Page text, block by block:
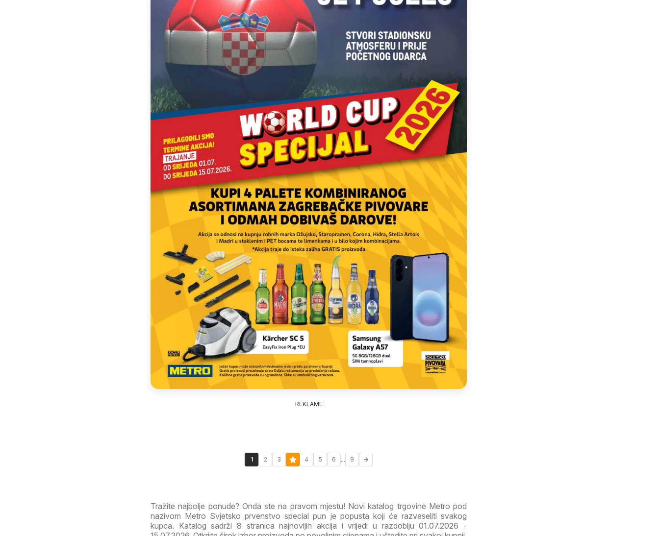
REKLAME
1 2 3 4 5 6 ... 9
Tražite najbolje ponude? Onda ste na pravom mjestu! Novi katalog trgovine Metro pod
nazivom Metro Svjetsko prvenstvo special pun je popusta koji će razveseliti svakog
kupca. Katalog sadrži 8 stranica najnovijih akcija i vrijedi u razdoblju 01.07.2026 -